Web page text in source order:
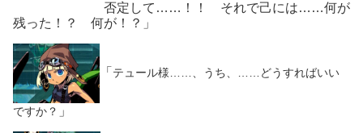
否定して……！！ それで己には……何が
残った！？ 何が！？」
「 テュール様……、うち、……どうすればいい
ですか？ 」